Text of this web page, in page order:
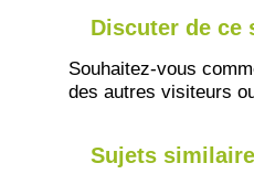
Discuter de ce
Souhaitez-vous
des autres visiteurs
Sujets